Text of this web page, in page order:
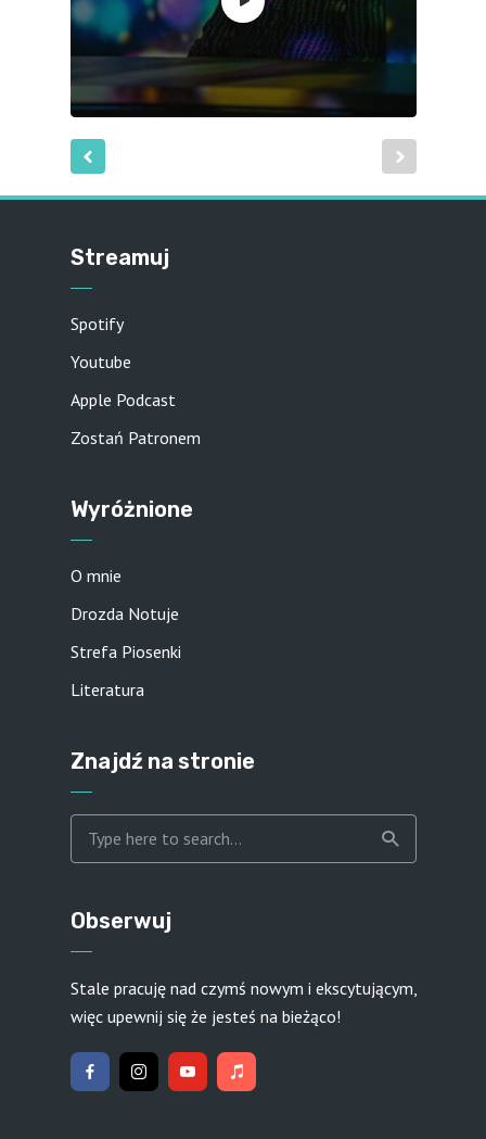
Streamuj
Spotify
Youtube
Apple Podcast
Zostań Patronem
Wyróżnione
O mnie
Drozda Notuje
Strefa Piosenki
Literatura
Znajdź na stronie
Obserwuj
Stale pracuję nad czymś nowym i ekscytującym,
więc upewnij się że jesteś na bieżąco!